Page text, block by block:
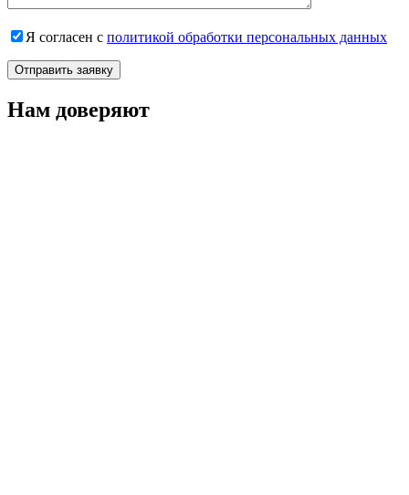
Я согласен с политикой обработки персональных данных
Нам доверяют